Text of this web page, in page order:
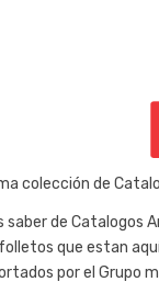
colección de
saber de Catalogos
que estan
por el Grupo